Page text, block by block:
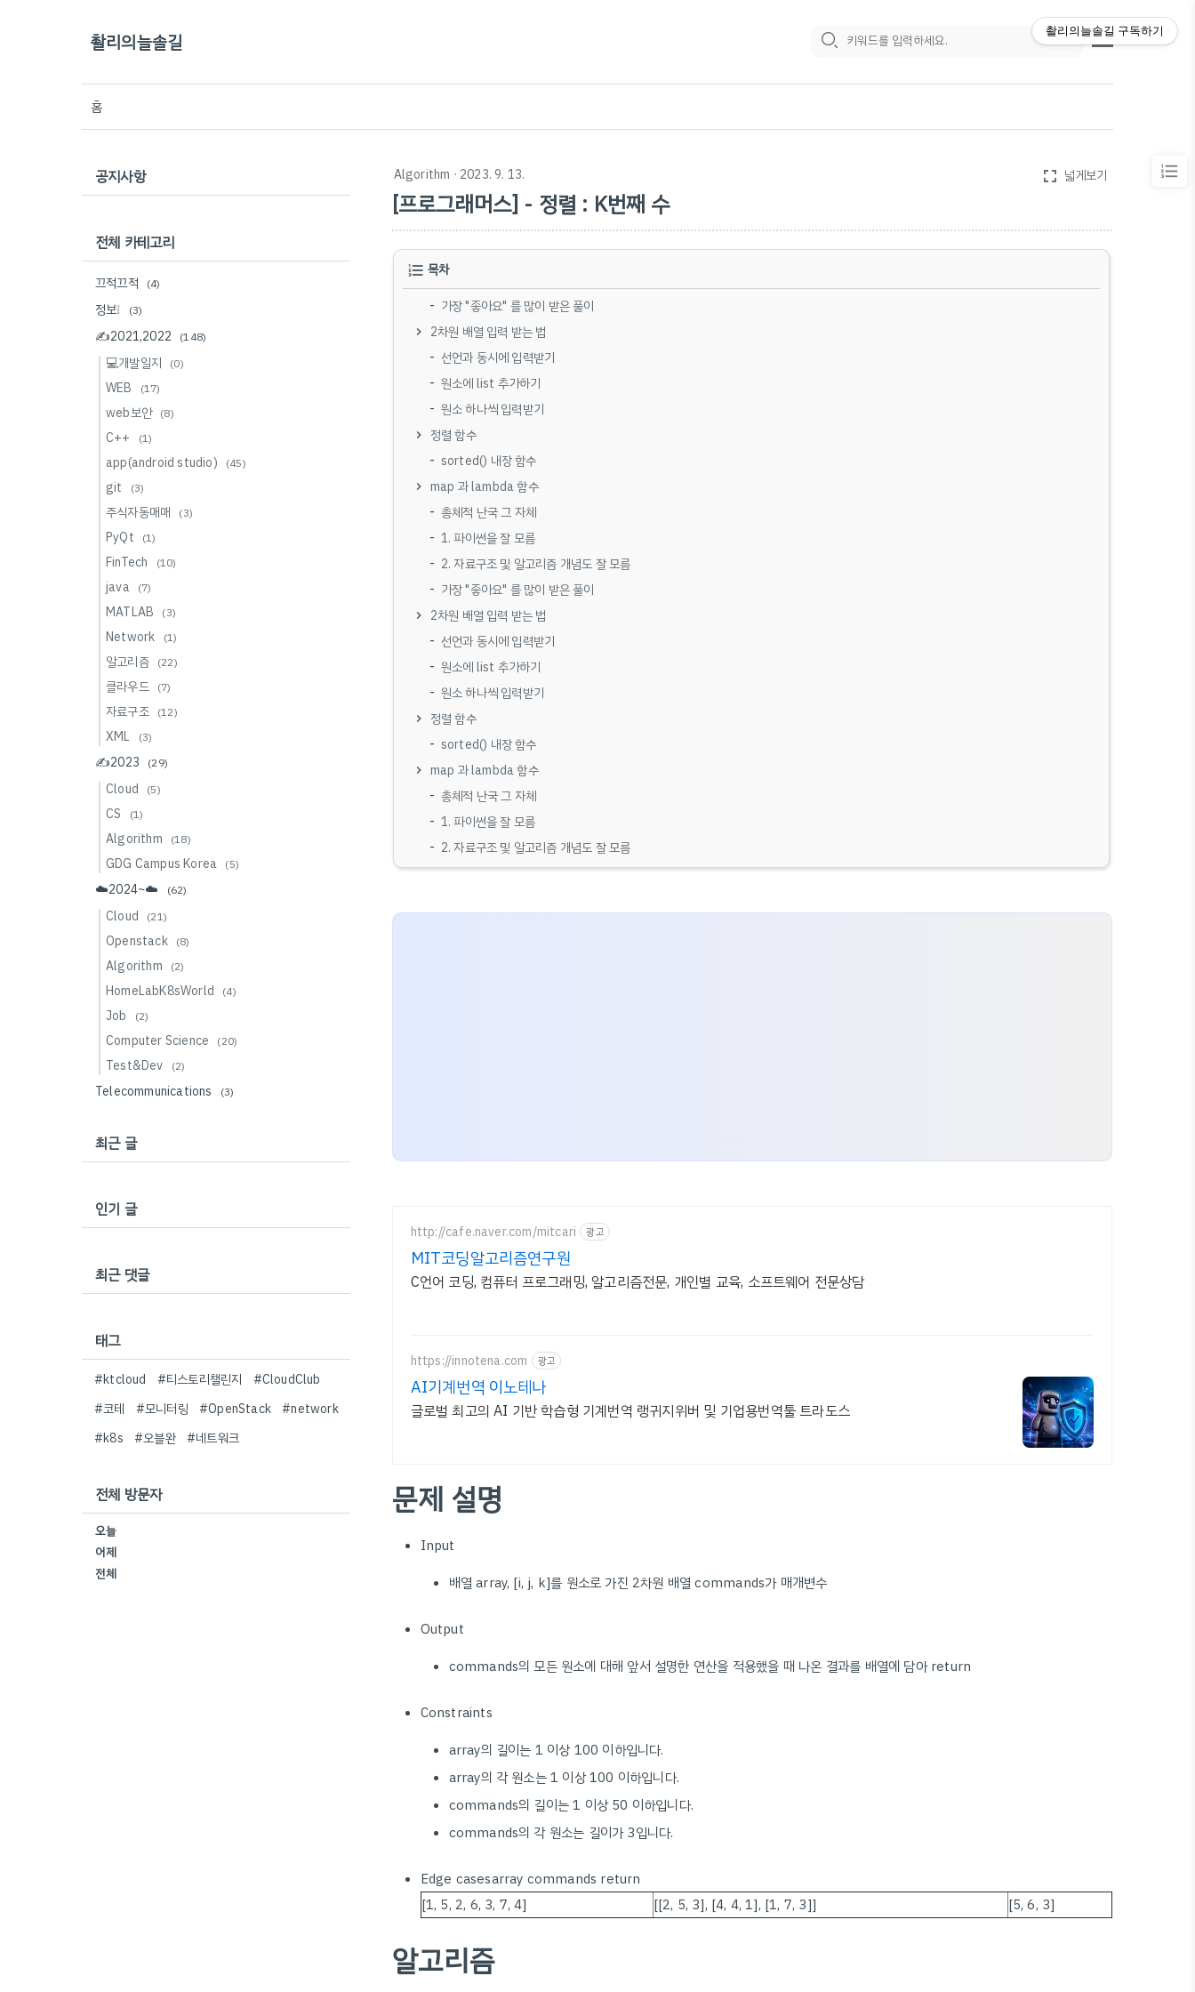
촬리의늘솔길
홈
Algorithm · 2023. 9. 13. fullscreen 넓게보기
[프로그래머스] - 정렬 : K번째 수
목차
가장 "좋아요" 를 많이 받은 풀이
2차원 배열 입력 받는 법
선언과 동시에 입력받기
원소에 list 추가하기
원소 하나씩 입력받기
정렬 함수
sorted() 내장 함수
map 과 lambda 함수
총체적 난국 그 자체
1. 파이썬을 잘 모름
2. 자료구조 및 알고리즘 개념도 잘 모름
가장 "좋아요" 를 많이 받은 풀이
2차원 배열 입력 받는 법
선언과 동시에 입력받기
원소에 list 추가하기
원소 하나씩 입력받기
정렬 함수
sorted() 내장 함수
map 과 lambda 함수
총체적 난국 그 자체
1. 파이썬을 잘 모름
2. 자료구조 및 알고리즘 개념도 잘 모름
http://cafe.naver.com/mitcari 광고
MIT코딩알고리즘연구원
C언어 코딩, 컴퓨터 프로그래밍, 알고리즘전문, 개인별 교육, 소프트웨어 전문상담
https://innotena.com 광고
AI기계번역 이노테나
글로벌 최고의 AI 기반 학습형 기계번역 랭귀지위버 및 기업용번역툴 트라도스
문제 설명
Input
배열 array, [i, j, k]를 원소로 가진 2차원 배열 commands가 매개변수
Output
commands의 모든 원소에 대해 앞서 설명한 연산을 적용했을 때 나온 결과를 배열에 담아 return
Constraints
array의 길이는 1 이상 100 이하입니다.
array의 각 원소는 1 이상 100 이하입니다.
commands의 길이는 1 이상 50 이하입니다.
commands의 각 원소는 길이가 3입니다.
Edge casesarray commands return
[1, 5, 2, 6, 3, 7, 4]
[[2, 5, 3], [4, 4, 1], [1, 7, 3]] [5, 6, 3]
알고리즘
공지사항
전체 카테고리
끄적끄적 (4)
정보❕ (3)
✍2021,2022 (148)
💻개발일지 (0)
WEB (17)
web보안 (8)
C++ (1)
app(android studio) (45)
git (3)
주식자동매매 (3)
PyQt (1)
FinTech (10)
java (7)
MATLAB (3)
Network (1)
알고리즘 (22)
클라우드 (7)
자료구조 (12)
XML (3)
✍️2023 (29)
Cloud (5)
CS (1)
Algorithm (18)
GDG Campus Korea (5)
☁️2024~☁️ (62)
Cloud (21)
Openstack (8)
Algorithm (2)
HomeLabK8sWorld (4)
Job (2)
Computer Science (20)
Test&Dev (2)
Telecommunications (3)
최근 글
인기 글
최근 댓글
태그
#ktcloud #티스토리챌린지
#CloudClub
#코테
#모니터링 #OpenStack #network
#k8s
#오블완 #네트워크
전체 방문자
오늘
어제
전체
촬리의늘솔길 구독하기